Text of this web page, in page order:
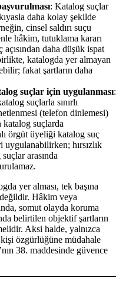
: Katalog suçlar
daha kolay şekilde
cinsel saldırı suçu
hâkim, tutuklama kararı
daha düşük ispat
katalogda yer almayan
fakat şartların daha
suçlar için uygulanması:
suçlarla sınırlı
(telefon dinlemesi)
katalog suçlarda
örgüt üyeliği katalog suç
hırsızlık
arasında
yer alması, tek başına
Hâkim veya
somut olayda koruma
belirtilen objektif şartların
Aksi halde, yalnızca
özgürlüğüne müdahale
38. maddesinde güvence